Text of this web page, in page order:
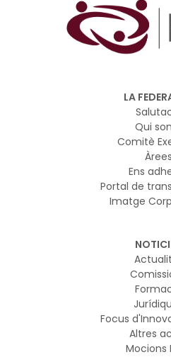
LA
Qui
Comitè
Àrees
Ens
Portal de
Imatge
Focus
Altres
Mocions